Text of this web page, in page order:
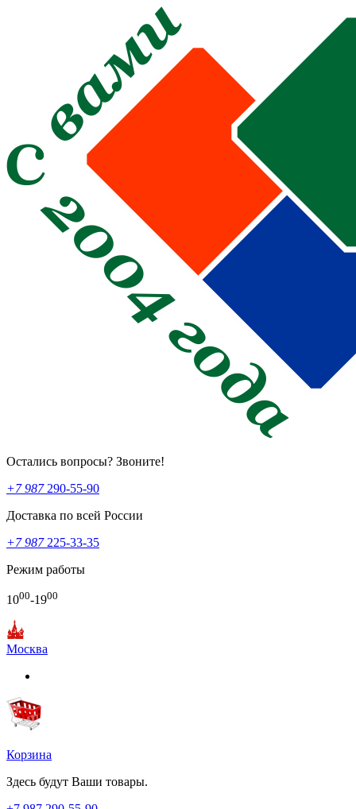
Остались вопросы? Звоните!
+7 987290-55-90
Доставка по всей России
+7 987225-33-35
Режим работы
1000-1900
Москва
Корзина
Здесь будут Ваши товары.